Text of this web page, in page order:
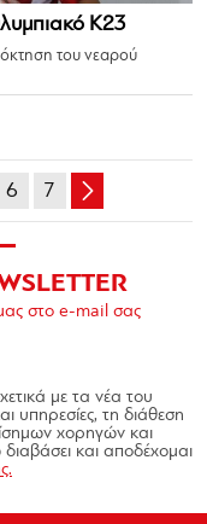
Κ23
του νεαρού
6 7
στο e-mail σας
με τα νέα του
υπηρεσίες, τη διάθεση
χορηγών και
και αποδέχομαι